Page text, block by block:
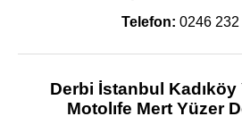
Telefon: 0246 232
Derbi İstanbul
Motolıfe Mert Yüzer